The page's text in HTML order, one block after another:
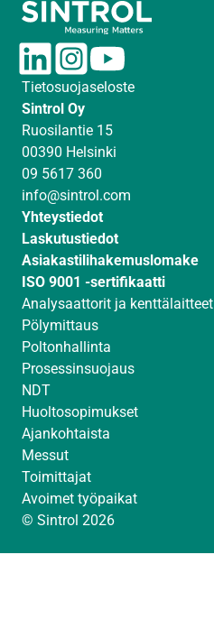
L
i
n
k
e
d
I
n
I
n
s
a
g
r
a
m
u
Tietosuojaseloste
Sintrol Oy
Ruosilantie 15
00390 Helsinki
09 5617 360
info@sintrol.com
Yhteystiedot
Laskutustiedot
Asiakastilihakemuslomake
ISO 9001 -sertifikaatti
Analysaattorit ja kenttälaitteet
Pölymittaus
Poltonhallinta
Prosessinsuojaus
NDT
Huoltosopimukset
Ajankohtaista
Messut
Toimittajat
Avoimet työpaikat
© Sintrol 2026